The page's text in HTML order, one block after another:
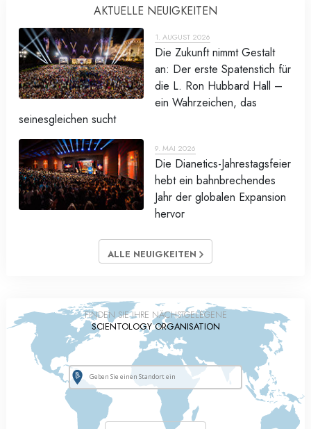
AKTUELLE NEUIGKEITEN
1. AUGUST 2026
Die Zukunft nimmt Gestalt
an: Der erste Spatenstich für
die L. Ron Hubbard Hall –
ein Wahrzeichen, das
seinesgleichen sucht
9. MAI 2026
Die Dianetics-Jahrestagsfeier
hebt ein bahnbrechendes
Jahr der globalen Expansion
hervor
ALLE NEUIGKEITEN
FINDEN SIE IHRE NÄCHSTGELEGENE
SCIENTOLOGY ORGANISATION